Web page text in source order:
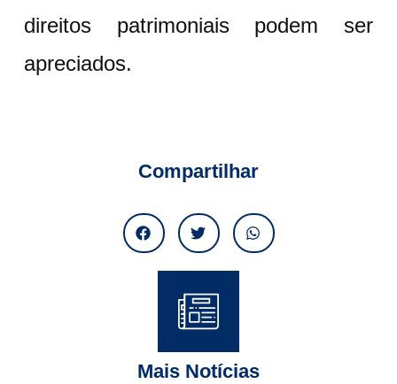
direitos patrimoniais podem ser
apreciados.
Compartilhar
Mais Notícias